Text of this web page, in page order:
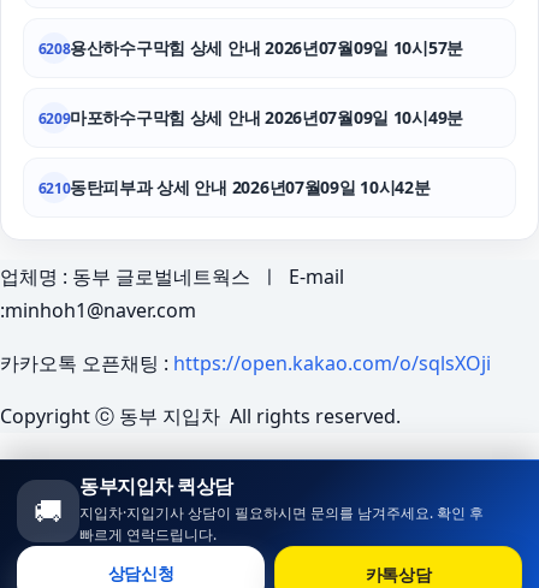
6208용산하수구막힘 상세 안내 2026년07월09일 10시57분
6209마포하수구막힘 상세 안내 2026년07월09일 10시49분
6210동탄피부과 상세 안내 2026년07월09일 10시42분
업체명 : 동부 글로벌네트웍스 ㅣ E-mail
:minhoh1@naver.com
카카오톡 오픈채팅 : https://open.kakao.com/o/sqlsXOji
Copyright ⓒ 동부 지입차 All rights reserved.
🚚
동부지입차 퀵상담
지입차·지입기사 상담이 필요하시면 문의를 남겨주세요. 확인 후
빠르게 연락드립니다.
상담신청 카톡상담